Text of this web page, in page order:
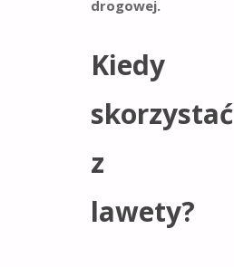
drogowej.
Kiedy
skorzystać
z
lawety?